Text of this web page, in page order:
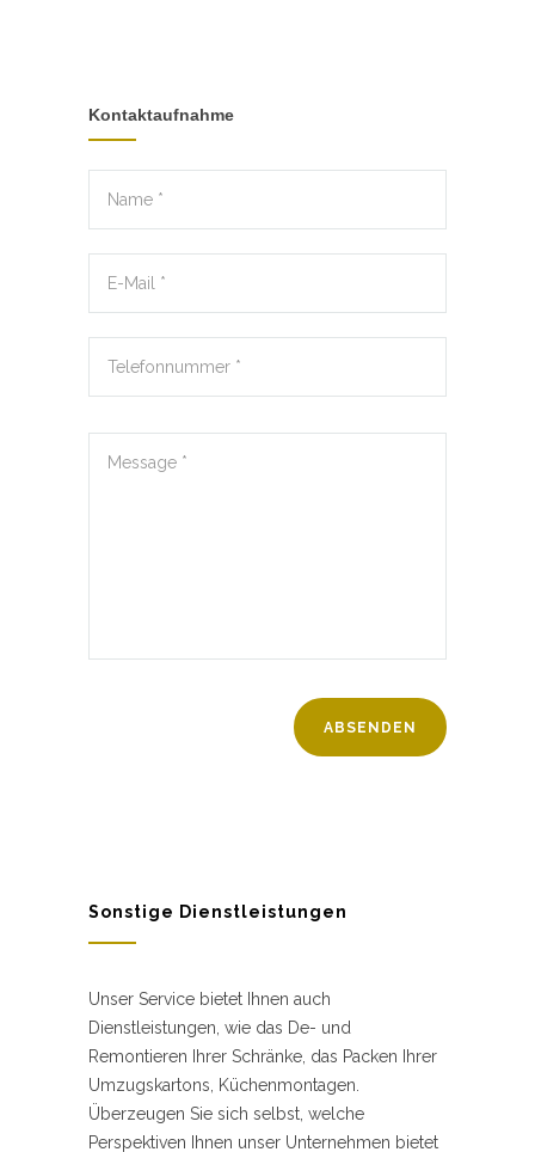
Kontaktaufnahme
Sonstige Dienstleistungen
Unser Service bietet Ihnen auch
Dienstleistungen, wie das De- und
Remontieren Ihrer Schränke, das Packen Ihrer
Umzugskartons, Küchenmontagen.
Überzeugen Sie sich selbst, welche
Perspektiven Ihnen unser Unternehmen bietet